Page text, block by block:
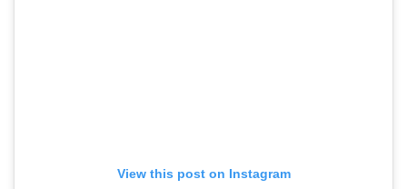
View this post on Instagram